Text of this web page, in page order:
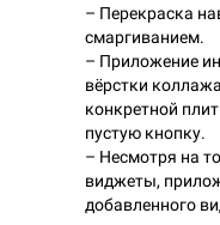
– Перекраска
смаргиванием.
– Приложение
вёрстки
конкретной
пустую кнопку.
– Несмотря на
виджеты,
добавленного